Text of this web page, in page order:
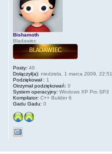
Bishamoth
Bladawiec
Posty: 40
Dołączył(a): niedziela, 1 marca 2009, 22:51
Podziękował : 1
Otrzymał podziękowań: 0
System operacyjny: Windows XP Pro SP3
Kompilator: C++ Builder 6
Gadu Gadu: 0